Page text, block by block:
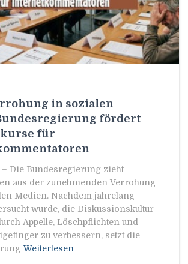
in sozialen
fördert
für
Die Bundesregierung zieht
aus der zunehmenden Verrohung
Medien. Nachdem jahrelang
wurde, die Diskussionskultur
Appelle, Löschpflichten und
zu verbessern, setzt die
Weiterlesen